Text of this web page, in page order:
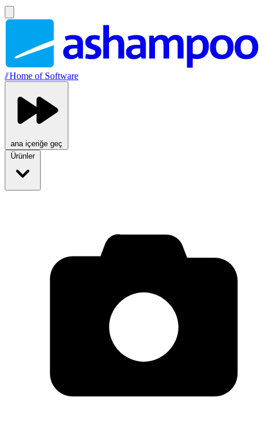
//Home of Software
ana içeriğe geç
Ürünler